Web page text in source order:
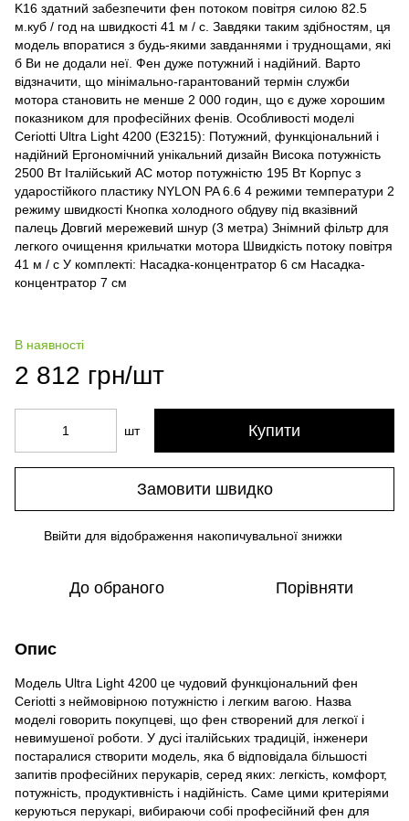
K16 здатний забезпечити фен потоком повітря силою 82.5
м.куб / год на швидкості 41 м / с. Завдяки таким здібностям, ця
модель впоратися з будь-якими завданнями і труднощами, які
б Ви не додали неї. Фен дуже потужний і надійний. Варто
відзначити, що мінімально-гарантований термін служби
мотора становить не менше 2 000 годин, що є дуже хорошим
показником для професійних фенів. Особливості моделі
Ceriotti Ultra Light 4200 (E3215): Потужний, функціональний і
надійний Ергономічний унікальний дизайн Висока потужність
2500 Вт Італійський AC мотор потужністю 195 Вт Корпус з
ударостійкого пластику NYLON PA 6.6 4 режими температури 2
режиму швидкості Кнопка холодного обдуву під вказівний
палець Довгий мережевий шнур (3 метра) Знімний фільтр для
легкого очищення крильчатки мотора Швидкість потоку повітря
41 м / с У комплекті: Насадка-концентратор 6 см Насадка-
концентратор 7 см
В наявності
2 812 грн/шт
шт Купити
Замовити швидко
Ввійти для відображення накопичувальної знижки
До обраного Порівняти
Опис
Модель Ultra Light 4200 це чудовий функціональний фен
Ceriotti з неймовірною потужністю і легким вагою. Назва
моделі говорить покупцеві, що фен створений для легкої і
невимушеної роботи. У дусі італійських традицій, інженери
постаралися створити модель, яка б відповідала більшості
запитів професійних перукарів, серед яких: легкість, комфорт,
потужність, продуктивність і надійність. Саме цими критеріями
керуються перукарі, вибираючи собі професійний фен для